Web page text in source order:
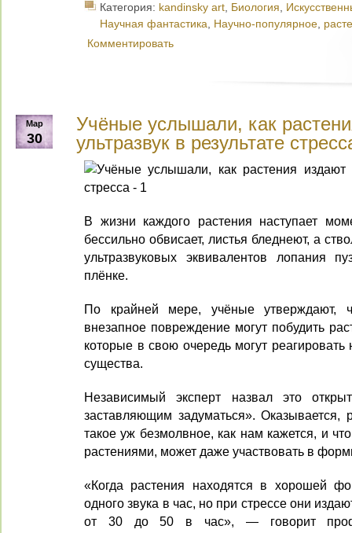
Категория: kandinsky art, Биология,
Научная фантастика, Научно-популярное,
Комментировать
Мар
30
Учёные услышали, как
ультразвук в результате
В жизни каждого растения наступает
бессильно обвисает, листья бледнеют, а
ультразвуковых эквивалентов лопания
плёнке.
По крайней мере, учёные утверждают,
внезапное повреждение могут побудить
которые в свою очередь могут реагировать
существа.
Независимый эксперт назвал это
заставляющим задуматься». Оказывается,
такое уж безмолвное, как нам кажется, и
растениями, может даже участвовать в
«Когда растения находятся в хорошей
одного звука в час, но при стрессе они
от 30 до 50 в час», — говорит